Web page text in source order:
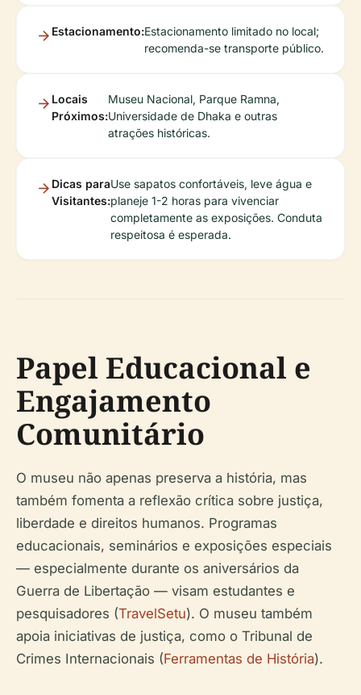
Estacionamento:Estacionamento limitado no local;
recomenda-se transporte público.
Locais
Próximos:
Museu Nacional, Parque Ramna,
Universidade de Dhaka e outras
atrações históricas.
Dicas para
Visitantes:
Use sapatos confortáveis, leve água e
planeje 1-2 horas para vivenciar
completamente as exposições. Conduta
respeitosa é esperada.
Papel Educacional e
Engajamento
Comunitário
O museu não apenas preserva a história, mas
também fomenta a reflexão crítica sobre justiça,
liberdade e direitos humanos. Programas
educacionais, seminários e exposições especiais
— especialmente durante os aniversários da
Guerra de Libertação — visam estudantes e
pesquisadores (TravelSetu). O museu também
apoia iniciativas de justiça, como o Tribunal de
Crimes Internacionais (Ferramentas de História).